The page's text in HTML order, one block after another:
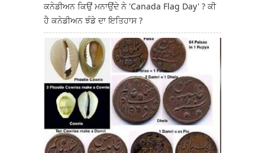
ਕਨੇਡੀਅਨ ਕਿਉਂ ਮਨਾਉਂਦੇ ਨੇ 'Canada Flag Day' ? ਕੀ
ਹੈ ਕਨੇਡੀਅਨ ਝੰਡੇ ਦਾ ਇਤਿਹਾਸ ?